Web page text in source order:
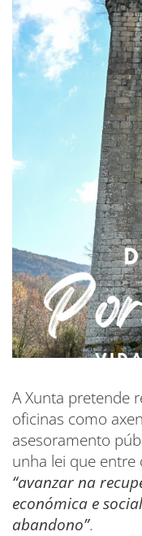
A Xunta pretende
oficinas como
asesoramento
unha lei que entre
“avanzar na
económica e
abandono”.